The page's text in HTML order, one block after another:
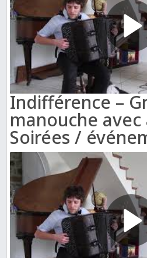
Indifférence –
manouche
Soirées /